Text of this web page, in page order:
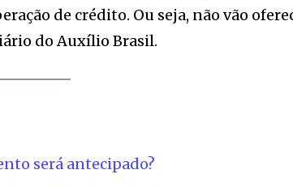
de crédito. Ou seja, não vão
do Auxílio Brasil.
será antecipado?